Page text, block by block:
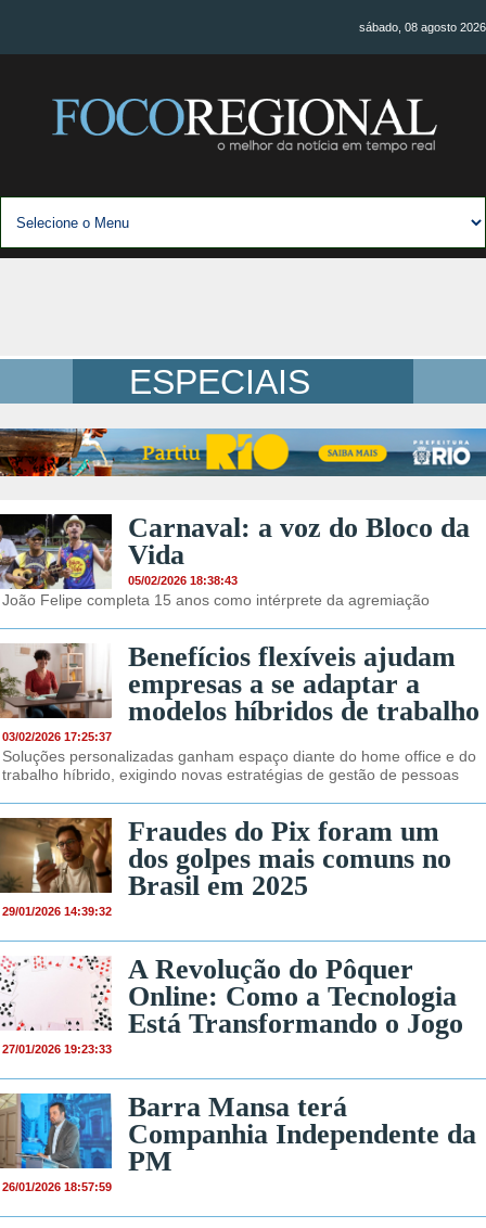
sábado, 08 agosto 2026
ESPECIAIS
Carnaval: a voz do Bloco da
Vida
05/02/2026 18:38:43
João Felipe completa 15 anos como intérprete da agremiação
Benefícios flexíveis ajudam
empresas a se adaptar a
modelos híbridos de trabalho
03/02/2026 17:25:37
Soluções personalizadas ganham espaço diante do home office e do
trabalho híbrido, exigindo novas estratégias de gestão de pessoas
Fraudes do Pix foram um
dos golpes mais comuns no
Brasil em 2025
29/01/2026 14:39:32
A Revolução do Pôquer
Online: Como a Tecnologia
Está Transformando o Jogo
27/01/2026 19:23:33
Barra Mansa terá
Companhia Independente da
PM
26/01/2026 18:57:59